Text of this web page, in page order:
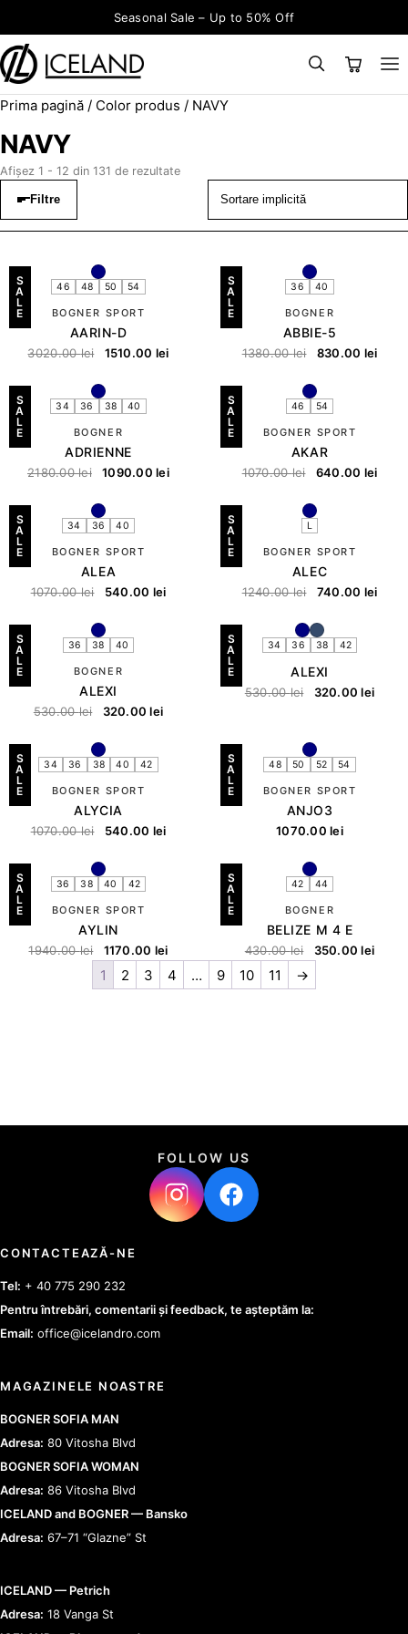
Seasonal Sale – Up to 50% Off
Prima pagină / Color produs / NAVY
NAVY
Afișez 1 - 12 din 131 de rezultate
Filtre
S
A
L
E
46 48 50 54
BOGNER SPORT
AARIN-D
3020.00lei 1510.00 lei
S
A
L
E
36 40
BOGNER
ABBIE-5
1380.00lei 830.00 lei
S
A
L
E
34 36 38 40
BOGNER
ADRIENNE
2180.00lei 1090.00lei
S
A
L
E
46 54
BOGNER SPORT
AKAR
1070.00lei 640.00 lei
S
A
L
E
34 36 40
BOGNER SPORT
ALEA
1070.00lei 540.00 lei
S
A
L
E
L
BOGNER SPORT
ALEC
1240.00lei 740.00 lei
S
A
L
E
36 38 40
BOGNER
ALEXI
530.00lei 320.00lei
S
A
L
E
34 36 38 42
ALEXI
530.00lei 320.00lei
S
A
L
E
34 36 38 40 42
BOGNER SPORT
ALYCIA
1070.00lei 540.00 lei
S
A
L
E
48 50 52 54
BOGNER SPORT
ANJO3
1070.00lei
S
A
L
E
36 38 40 42
BOGNER SPORT
AYLIN
1940.00lei 1170.00 lei
S
A
L
E
42 44
BOGNER
BELIZE M 4 E
430.00lei 350.00lei
1 2 3 4 … 9 10 11 →
FOLLOW US
CONTACTEAZĂ-NE
Tel: + 40 775 290 232
Pentru întrebări, comentarii și feedback, te așteptăm la:
Email: office@icelandro.com
MAGAZINELE NOASTRE
BOGNER SOFIA MAN
Adresa: 80 Vitosha Blvd
BOGNER SOFIA WOMAN
Adresa: 86 Vitosha Blvd
ICELAND and BOGNER — Bansko
Adresa: 67–71 “Glazne” St
ICELAND — Petrich
Adresa: 18 Vanga St